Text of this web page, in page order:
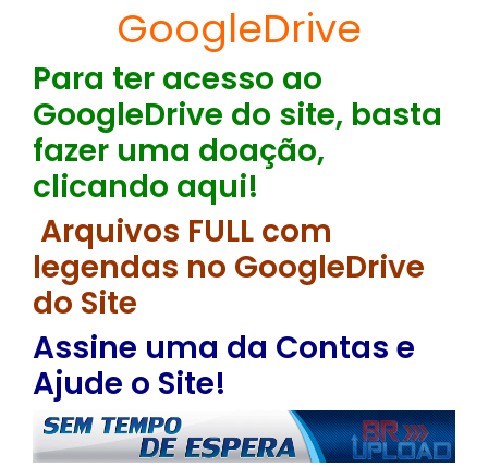
GoogleDrive
Para ter acesso ao
GoogleDrive do site, basta
fazer uma doação,
clicando aqui!
Arquivos FULL com
legendas no GoogleDrive
do Site
Assine uma da Contas e
Ajude o Site!